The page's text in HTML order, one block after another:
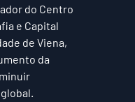
do Centro
e Capital
de Viena,
da